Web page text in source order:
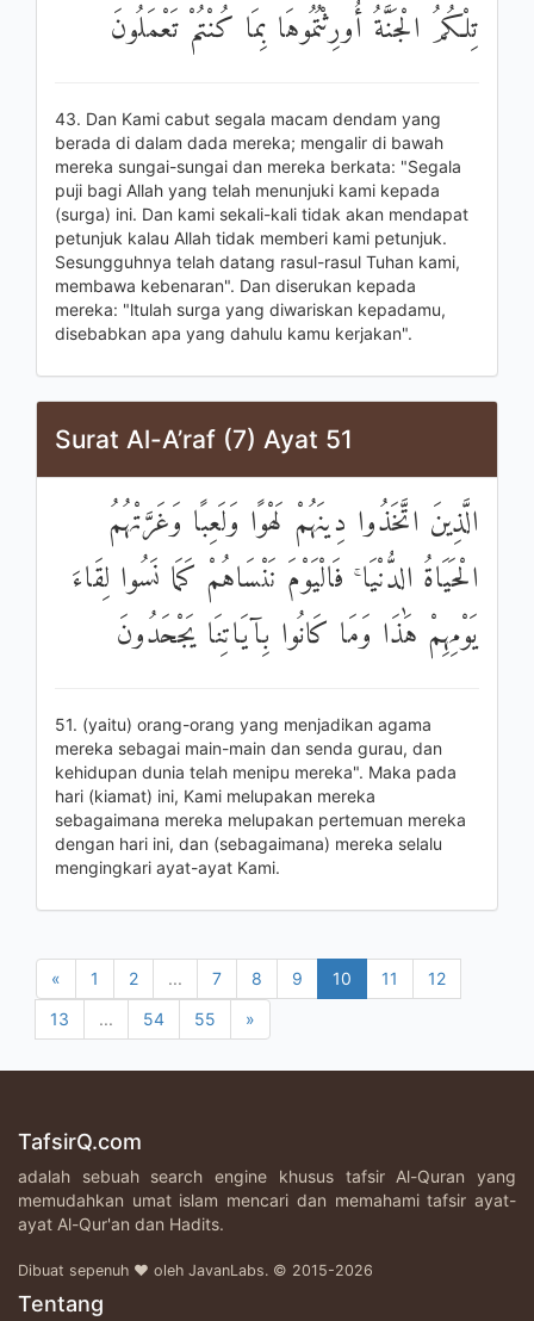
تِلْكُمُ الْجَنَّةُ أُورِثْتُمُوهَا بِمَا كُنْتُمْ تَعْمَلُونَ
43. Dan Kami cabut segala macam dendam yang
berada di dalam dada mereka; mengalir di bawah
mereka sungai-sungai dan mereka berkata: "Segala
puji bagi Allah yang telah menunjuki kami kepada
(surga) ini. Dan kami sekali-kali tidak akan mendapat
petunjuk kalau Allah tidak memberi kami petunjuk.
Sesungguhnya telah datang rasul-rasul Tuhan kami,
membawa kebenaran". Dan diserukan kepada
mereka: "ltulah surga yang diwariskan kepadamu,
disebabkan apa yang dahulu kamu kerjakan".
Surat Al-A’raf (7) Ayat 51
الَّذِينَ اتَّخَذُوا دِينَهُمْ لَهْوًا وَلَعِبًا وَغَرَّتْهُمُ
الْحَيَاةُ الدُّنْيَا ۚ فَالْيَوْمَ نَنْسَاهُمْ كَمَا نَسُوا لِقَاءَ
يَوْمِهِمْ هَٰذَا وَمَا كَانُوا بِآيَاتِنَا يَجْحَدُونَ
51. (yaitu) orang-orang yang menjadikan agama
mereka sebagai main-main dan senda gurau, dan
kehidupan dunia telah menipu mereka". Maka pada
hari (kiamat) ini, Kami melupakan mereka
sebagaimana mereka melupakan pertemuan mereka
dengan hari ini, dan (sebagaimana) mereka selalu
mengingkari ayat-ayat Kami.
« 1 2 ... 7 8 9 10 11
12
13
... 54 55 »
TafsirQ.com
adalah sebuah search engine khusus tafsir Al-Quran yang
memudahkan umat islam mencari dan memahami tafsir ayat-
ayat Al-Qur'an dan Hadits.
Dibuat sepenuh ♥ oleh JavanLabs. © 2015-2026
Tentang